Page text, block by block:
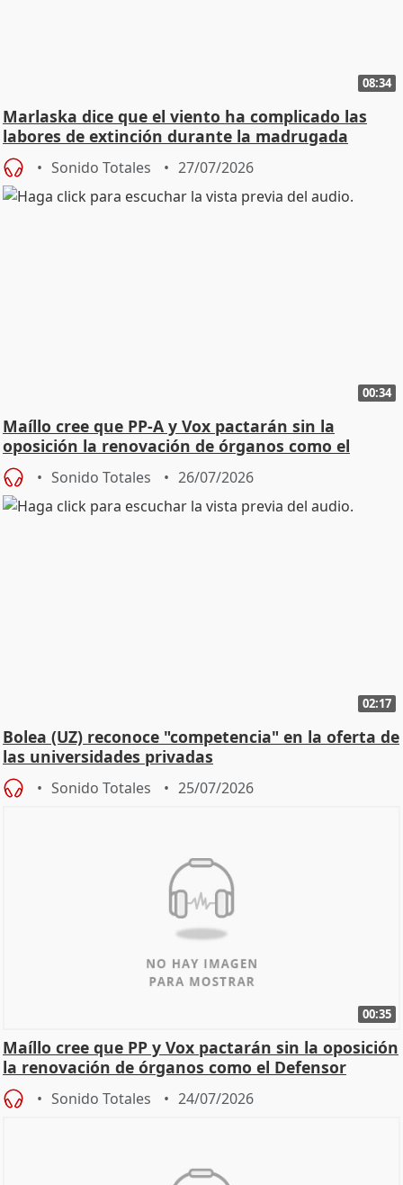
08:34
Marlaska dice que el viento ha complicado las
labores de extinción durante la madrugada
Sonido Totales 27/07/2026
00:34
Maíllo cree que PP-A y Vox pactarán sin la
oposición la renovación de órganos como el
Defensor
Sonido Totales 26/07/2026
02:17
Bolea (UZ) reconoce "competencia" en la oferta de
las universidades privadas
Sonido Totales 25/07/2026
00:35
Maíllo cree que PP y Vox pactarán sin la oposición
la renovación de órganos como el Defensor
Sonido Totales 24/07/2026